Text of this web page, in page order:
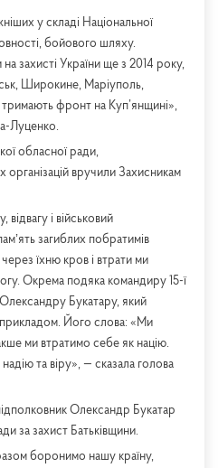
у складі Національної
бойового шляху.
на захисті України ще з 2014 року,
Широкине, Маріуполь,
тримають фронт на Куп’янщині»,
Луценко.
обласної ради,
організацій вручили Захисникам
і військовий
загиблих побратимів
їхню кров і втрати ми
Окрема подяка командиру 15-ї
Букатару, який
прикладом. Його слова: «Ми
ми втратимо себе як націю.
та віру», — сказала голова
Олександр Букатар
за захист Батьківщини.
боронимо нашу країну,